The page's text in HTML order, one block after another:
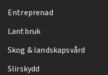
Entreprenad
Lantbruk
Skog & landskapsvård
Slirskydd